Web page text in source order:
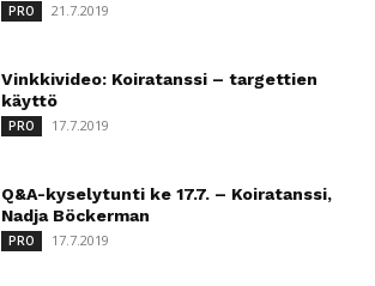
PRO 21.7.2019
Vinkkivideo: Koiratanssi – targettien
käyttö
PRO 17.7.2019
Q&A-kyselytunti ke 17.7. – Koiratanssi,
Nadja Böckerman
PRO 17.7.2019